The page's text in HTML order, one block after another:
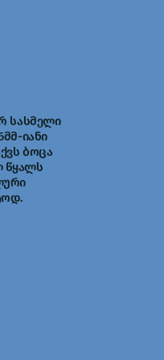
სასმელი
იანი
ბოცა